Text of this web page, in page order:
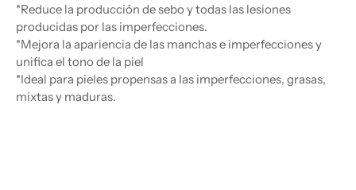
*Reduce la producción de sebo y todas las lesiones
producidas por las imperfecciones.
*Mejora la apariencia de las manchas e imperfecciones y
unifica el tono de la piel
*Ideal para pieles propensas a las imperfecciones, grasas,
mixtas y maduras.